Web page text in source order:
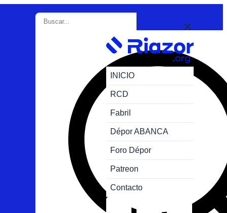
INICIO
RCD
Fabril
Dépor ABANCA
Foro Dépor
Patreon
Contacto